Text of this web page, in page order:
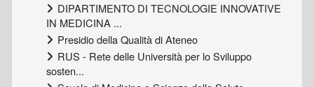
DIPARTIMENTO DI TECNOLOGIE INNOVATIVE
IN MEDICINA ...
Presidio della Qualità di Ateneo
RUS - Rete delle Università per lo Sviluppo
sosten...